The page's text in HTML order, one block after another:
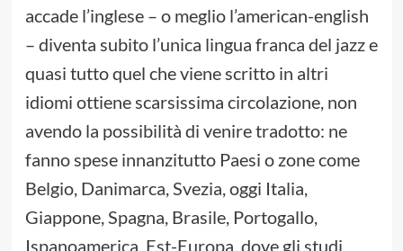
accade l’inglese – o meglio l’american-english
– diventa subito l’unica lingua franca del jazz e
quasi tutto quel che viene scritto in altri
idiomi ottiene scarsissima circolazione, non
avendo la possibilità di venire tradotto: ne
fanno spese innanzitutto Paesi o zone come
Belgio, Danimarca, Svezia, oggi Italia,
Giappone, Spagna, Brasile, Portogallo,
Ispanoamerica, Est-Europa, dove gli studi